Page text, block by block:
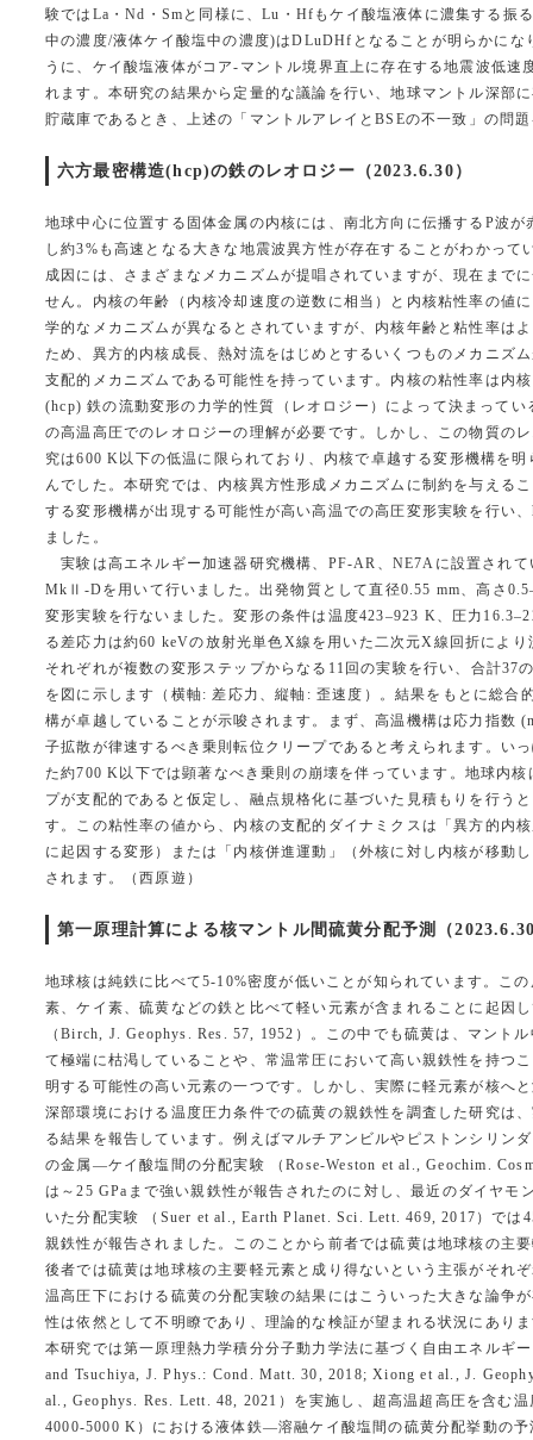
験ではLa・Nd・Smと同様に、Lu・Hfもケイ酸塩液体に濃集する
中の濃度/液体ケイ酸塩中の濃度)はDLuDHfとなることが明らかにな
うに、ケイ酸塩液体がコア-マントル境界直上に存在する地震波低
れます。本研究の結果から定量的な議論を行い、地球マントル深部
貯蔵庫であるとき、上述の「マントルアレイとBSEの不一致」の問
六方最密構造(hcp)の鉄のレオロジー（2023.6.30）
地球中心に位置する固体金属の内核には、南北方向に伝播するP波
し約3%も高速となる大きな地震波異方性が存在することがわかって
成因には、さまざまなメカニズムが提唱されていますが、現在まで
せん。内核の年齢（内核冷却速度の逆数に相当）と内核粘性率の値
学的なメカニズムが異なるとされていますが、内核年齢と粘性率は
ため、異方的内核成長、熱対流をはじめとするいくつものメカニズ
支配的メカニズムである可能性を持っています。内核の粘性率は内
(hcp) 鉄の流動変形の力学的性質（レオロジー）によって決まってい
の高温高圧でのレオロジーの理解が必要です。しかし、この物質の
究は600 K以下の低温に限られており、内核で卓越する変形機構を
んでした。本研究では、内核異方性形成メカニズムに制約を与える
する変形機構が出現する可能性が高い高温での高圧変形実験を行い
ました。
実験は高エネルギー加速器研究機構、PF-AR、NE7Aに設置され
MkⅡ-Dを用いて行いました。出発物質として直径0.55 mm、高さ
変形実験を行ないました。変形の条件は温度423–923 K、圧力
る差応力は約60 keVの放射光単色X線を用いた二次元X線回折によ
それぞれが複数の変形ステップからなる11回の実験を行い、合計
を図に示します（横軸: 差応力、縦軸: 歪速度）。結果をもとに総
構が卓越していることが示唆されます。まず、高温機構は応力指
子拡散が律速するべき乗則転位クリープであると考えられます。い
た約700 K以下では顕著なべき乗則の崩壊を伴っています。地球内
プが支配的であると仮定し、融点規格化に基づいた見積もりを行う
す。この粘性率の値から、内核の支配的ダイナミクスは「異方的内
に起因する変形）または「内核併進運動」（外核に対し内核が移動
されます。（西原遊）
第一原理計算による核マントル間硫黄分配予測（
地球核は純鉄に比べて5-10%密度が低いことが知られています。こ
素、ケイ素、硫黄などの鉄と比べて軽い元素が含まれることに起因
（Birch, J. Geophys. Res. 57, 1952）。この中でも硫黄は、マント
て極端に枯渇していることや、常温常圧において高い親鉄性を持つ
明する可能性の高い元素の一つです。しかし、実際に軽元素が核へ
深部環境における温度圧力条件での硫黄の親鉄性を調査した研究は
る結果を報告しています。例えばマルチアンビルやピストンシリン
の金属―ケイ酸塩間の分配実験 （Rose-Weston et al., Geochim.
は～25 GPaまで強い親鉄性が報告されたのに対し、最近のダイヤモ
いた分配実験 （Suer et al., Earth Planet. Sci. Lett. 469, 2017）では
親鉄性が報告されました。このことから前者では硫黄は地球核の主
後者では硫黄は地球核の主要軽元素と成り得ないという主張がそれ
温高圧下における硫黄の分配実験の結果にはこういった大きな論争
性は依然として不明瞭であり、理論的な検証が望まれる状況にあり
本研究では第一原理熱力学積分分子動力学法に基づく自由エネルギ
and Tsuchiya, J. Phys.: Cond. Matt. 30, 2018; Xiong et al., J.
al., Geophys. Res. Lett. 48, 2021）を実施し、超高温超高圧を含む
4000-5000 K）における液体鉄―溶融ケイ酸塩間の硫黄分配挙動の